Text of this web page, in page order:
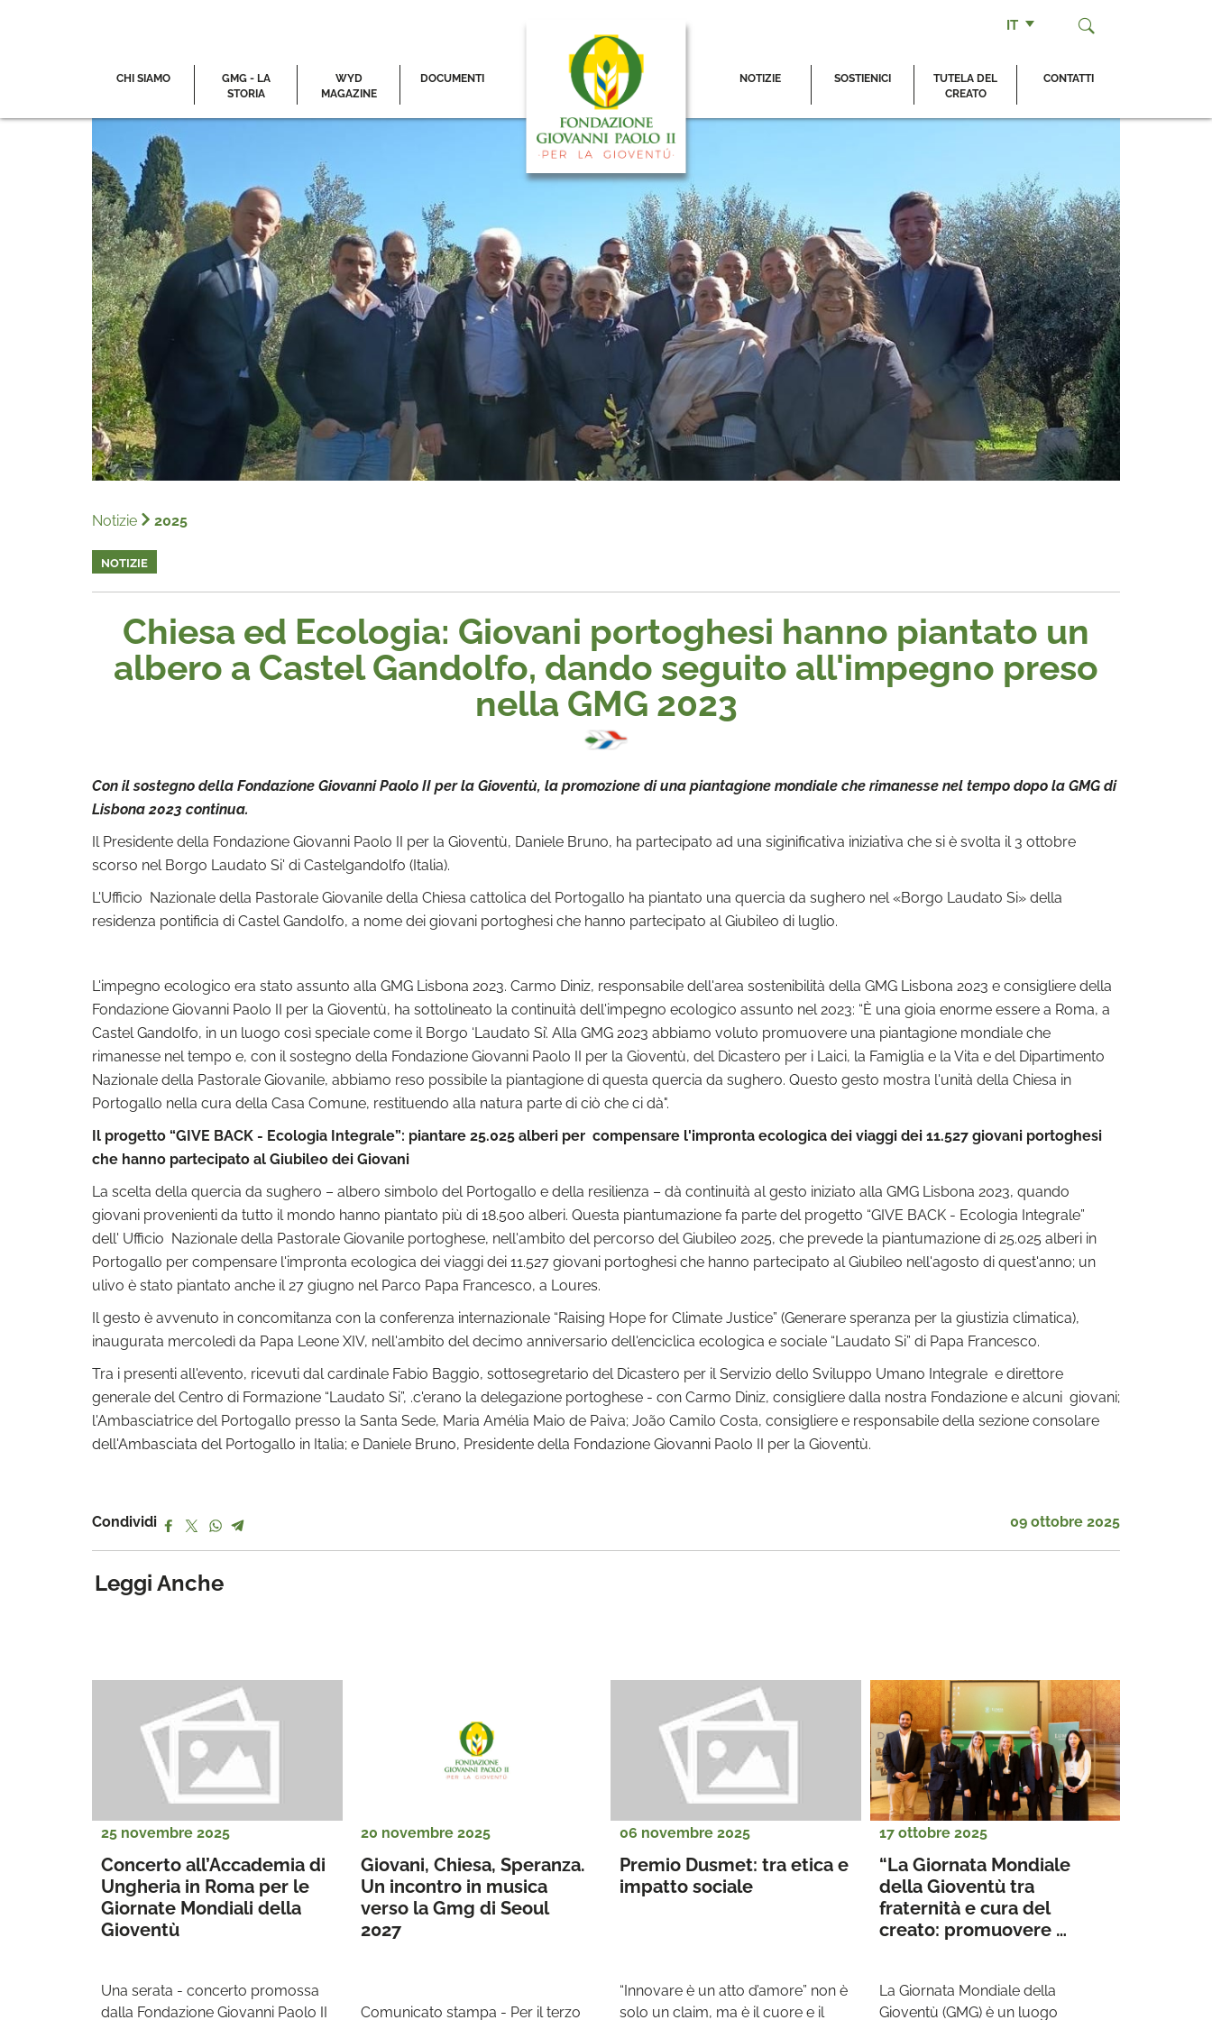
IT
CHI SIAMO
GMG - LA
STORIA
WYD
MAGAZINE
DOCUMENTI NOTIZIE SOSTIENICI
TUTELA DEL
CREATO
CONTATTI
Notizie 2025
NOTIZIE
Chiesa ed Ecologia: Giovani portoghesi hanno piantato un
albero a Castel Gandolfo, dando seguito all'impegno preso
nella GMG 2023
Con il sostegno della Fondazione Giovanni Paolo II per la Gioventù, la promozione di una piantagione mondiale che rimanesse nel tempo dopo la GMG di
Lisbona 2023 continua.
Il Presidente della Fondazione Giovanni Paolo II per la Gioventù, Daniele Bruno, ha partecipato ad una siginificativa iniziativa che si è svolta il 3 ottobre
scorso nel Borgo Laudato Si' di Castelgandolfo (Italia).
L'Ufficio Nazionale della Pastorale Giovanile della Chiesa cattolica del Portogallo ha piantato una quercia da sughero nel «Borgo Laudato Si» della
residenza pontificia di Castel Gandolfo, a nome dei giovani portoghesi che hanno partecipato al Giubileo di luglio.
L'impegno ecologico era stato assunto alla GMG Lisbona 2023. Carmo Diniz, responsabile dell'area sostenibilità della GMG Lisbona 2023 e consigliere della
Fondazione Giovanni Paolo II per la Gioventù, ha sottolineato la continuità dell'impegno ecologico assunto nel 2023: “È una gioia enorme essere a Roma, a
Castel Gandolfo, in un luogo così speciale come il Borgo ‘Laudato Si’. Alla GMG 2023 abbiamo voluto promuovere una piantagione mondiale che
rimanesse nel tempo e, con il sostegno della Fondazione Giovanni Paolo II per la Gioventù, del Dicastero per i Laici, la Famiglia e la Vita e del Dipartimento
Nazionale della Pastorale Giovanile, abbiamo reso possibile la piantagione di questa quercia da sughero. Questo gesto mostra l'unità della Chiesa in
Portogallo nella cura della Casa Comune, restituendo alla natura parte di ciò che ci dà".
Il progetto “GIVE BACK - Ecologia Integrale”: piantare 25.025 alberi per compensare l'impronta ecologica dei viaggi dei 11.527 giovani portoghesi
che hanno partecipato al Giubileo dei Giovani
La scelta della quercia da sughero – albero simbolo del Portogallo e della resilienza – dà continuità al gesto iniziato alla GMG Lisbona 2023, quando
giovani provenienti da tutto il mondo hanno piantato più di 18.500 alberi. Questa piantumazione fa parte del progetto “GIVE BACK - Ecologia Integrale”
dell' Ufficio Nazionale della Pastorale Giovanile portoghese, nell'ambito del percorso del Giubileo 2025, che prevede la piantumazione di 25.025 alberi in
Portogallo per compensare l'impronta ecologica dei viaggi dei 11.527 giovani portoghesi che hanno partecipato al Giubileo nell'agosto di quest'anno; un
ulivo è stato piantato anche il 27 giugno nel Parco Papa Francesco, a Loures.
Il gesto è avvenuto in concomitanza con la conferenza internazionale “Raising Hope for Climate Justice” (Generare speranza per la giustizia climatica),
inaugurata mercoledì da Papa Leone XIV, nell'ambito del decimo anniversario dell'enciclica ecologica e sociale “Laudato Si” di Papa Francesco.
Tra i presenti all'evento, ricevuti dal cardinale Fabio Baggio, sottosegretario del Dicastero per il Servizio dello Sviluppo Umano Integrale e direttore
generale del Centro di Formazione “Laudato Si”, .c'erano la delegazione portoghese - con Carmo Diniz, consigliere dalla nostra Fondazione e alcuni giovani;
l'Ambasciatrice del Portogallo presso la Santa Sede, Maria Amélia Maio de Paiva; João Camilo Costa, consigliere e responsabile della sezione consolare
dell'Ambasciata del Portogallo in Italia; e Daniele Bruno, Presidente della Fondazione Giovanni Paolo II per la Gioventù.
Condividi 09 ottobre 2025
Leggi Anche
25 novembre 2025
Concerto all’Accademia di
Ungheria in Roma per le
Giornate Mondiali della
Gioventù
Una serata - concerto promossa
dalla Fondazione Giovanni Paolo II
20 novembre 2025
Giovani, Chiesa, Speranza.
Un incontro in musica
verso la Gmg di Seoul
2027
Comunicato stampa - Per il terzo
06 novembre 2025
Premio Dusmet: tra etica e
impatto sociale
“Innovare è un atto d’amore” non è
solo un claim, ma è il cuore e il
17 ottobre 2025
“La Giornata Mondiale
della Gioventù tra
fraternità e cura del
creato: promuovere
La Giornata Mondiale della
Gioventù (GMG) è un luogo